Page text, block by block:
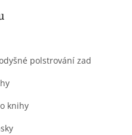
polstrování zad
knihy